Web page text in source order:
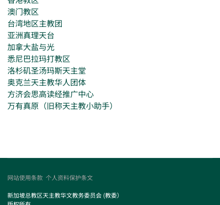
澳门教区
台湾地区主教团
亚洲真理天台
加拿大盐与光
悉尼巴拉玛打教区
洛杉矶圣汤玛斯天主堂
奥克兰天主教华人团体
方济会思高读经推广中心
万有真原（旧称天主教小助手）
网站使用条款 个人资料保护条文
新加坡总教区天主教华文教务委员会 (教委）